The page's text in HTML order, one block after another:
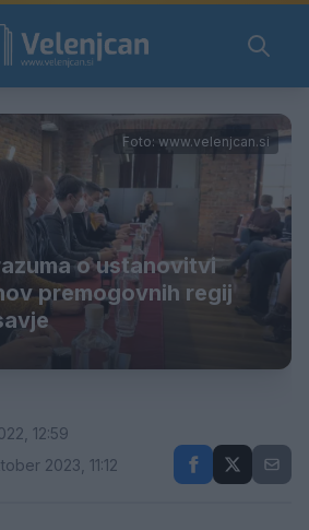
Foto: www.velenjcan.si
o ustanovitvi
premogovnih regij
12:59
2023, 11:12